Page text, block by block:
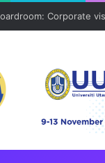
Corporate